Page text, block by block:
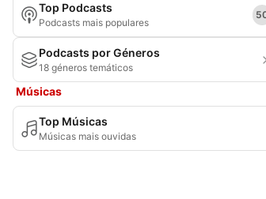
Top Podcasts
Podcasts mais populares
Podcasts por Géneros
18 géneros temáticos
Músicas
Top Músicas
Músicas mais ouvidas